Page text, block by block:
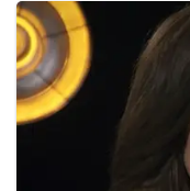
Sementara itu, ibu
anak sulung dari tiga
melangsungkan
persiapan akhir
“Aiman seorang